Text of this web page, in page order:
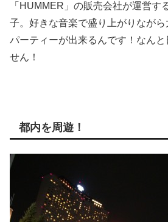
「HUMMER」の販売会社が運営す
子。好きな音楽で盛り上がりなが
パーティーが出来るんです！なんと
せん！
都内を周遊！